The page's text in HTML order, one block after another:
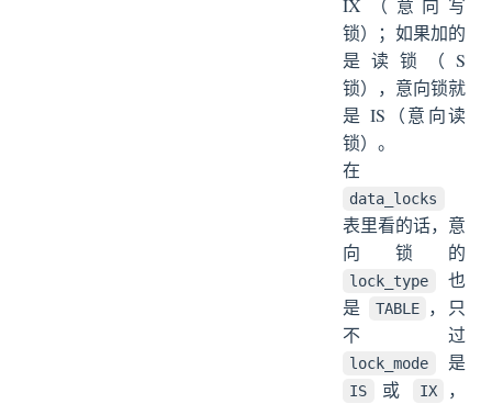
IX（意向写
锁）；如果加的
是读锁（S
锁），意向锁就
是 IS（意向读
锁）。
在
data_locks
表里看的话，意
向锁的
lock_type
也
是
TABLE
，只
不过
lock_mode 是
IS 或 IX
，